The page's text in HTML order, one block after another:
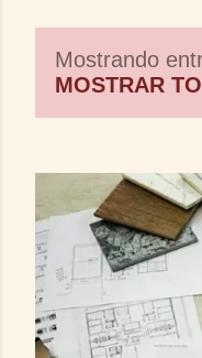
E
n
r
a
d
a
s
Mostrando
MOSTRAR